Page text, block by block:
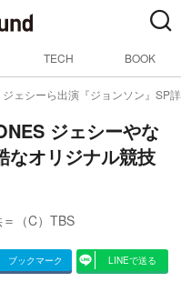
TECH BOOK
ェシーら出演『ジョンソン』SP
ジェシーやな
なオリジナル競技
（C）TBS
ブックマーク LINEで送る